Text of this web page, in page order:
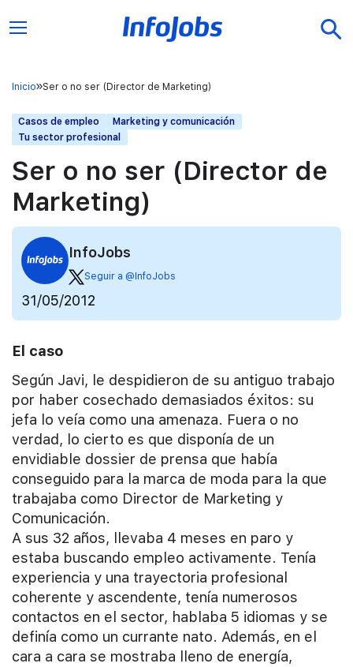
Inicio Ser o no ser (Director de Marketing)
Casos de empleo
Marketing y comunicación
Tu sector profesional
Ser o no ser (Director de
Marketing)
InfoJobs
Seguir a @InfoJobs
31/05/2012
El caso
Según Javi, le despidieron de su antiguo trabajo
por haber cosechado demasiados éxitos: su
jefa lo veía como una amenaza. Fuera o no
verdad, lo cierto es que disponía de un
envidiable dossier de prensa que había
conseguido para la marca de moda para la que
trabajaba como Director de Marketing y
Comunicación.
A sus 32 años, llevaba 4 meses en paro y
estaba buscando empleo activamente. Tenía
experiencia y una trayectoria profesional
coherente y ascendente, tenía numerosos
contactos en el sector, hablaba 5 idiomas y se
definía como un currante nato. Además, en el
cara a cara se mostraba lleno de energía,